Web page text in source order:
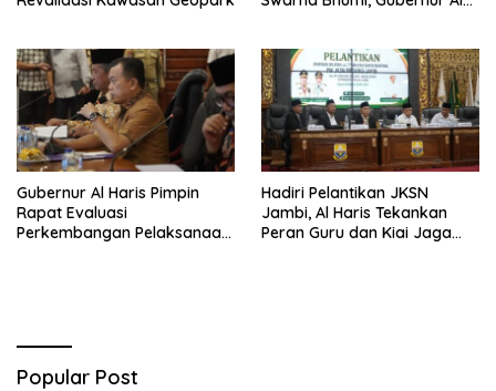
Gubernur Al Haris Pimpin
Rapat Evaluasi
Perkembangan Pelaksanaan
Hadiri Pelantikan JKSN
Jambi, Al Haris Tekankan
Peran Guru dan Kiai Jaga
Popular Post